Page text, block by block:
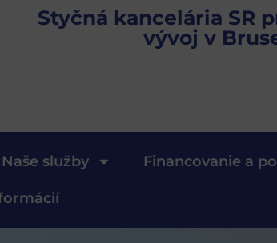
Styčná kancelária SR
vývoj v
Naše služby Financovanie a